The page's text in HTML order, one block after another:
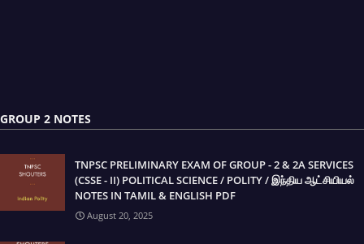
GROUP 2 NOTES
TNPSC PRELIMINARY EXAM OF GROUP - 2 & 2A SERVICES
(CSSE - II) POLITICAL SCIENCE / POLITY / இந்திய ஆட்சியியல்
NOTES IN TAMIL & ENGLISH PDF
August 20, 2025